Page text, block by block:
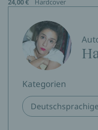
24,00 € Hardcover
Kategorien